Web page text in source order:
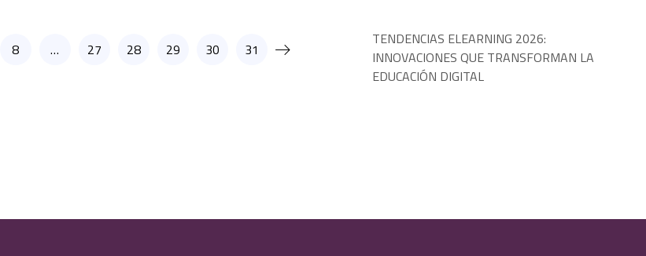
8 … 27 28 29 30 31
TENDENCIAS ELEARNING 2026:
INNOVACIONES QUE TRANSFORMAN LA
EDUCACIÓN DIGITAL